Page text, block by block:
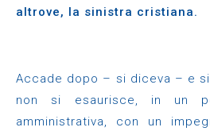
altrove, la sinistra cristiana.
Accade dopo – si diceva – e
non si esaurisce, in un
amministrativa, con un